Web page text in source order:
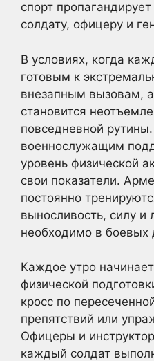
спорт
солдату, офицеру и
В условиях, когда
готовым к
внезапным вызовам,
становится
повседневной
военнослужащим
уровень физической
свои показатели.
постоянно
выносливость, силу и
необходимо в боевых
Каждое утро
физической
кросс по
препятствий или
Офицеры и
каждый солдат